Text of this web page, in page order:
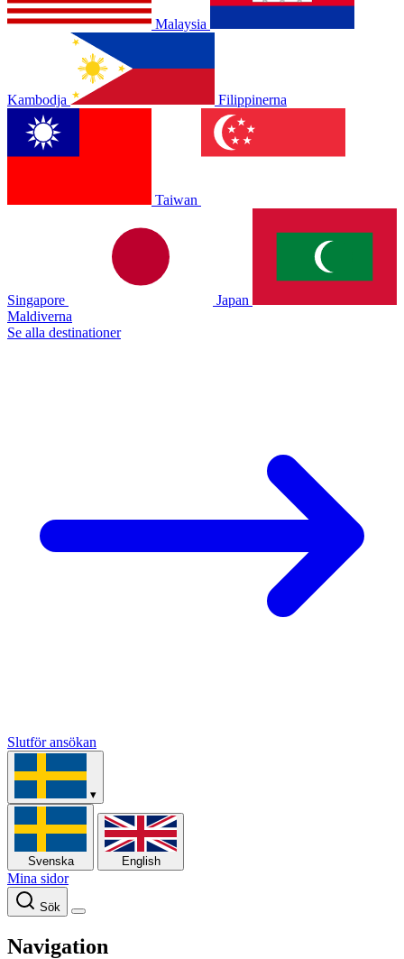
Malaysia
Kambodja Filippinerna
Taiwan
Singapore
Japan
Maldiverna
Se alla destinationer
Slutför ansökan
▾
Svenska English
Mina sidor
Sök
Navigation